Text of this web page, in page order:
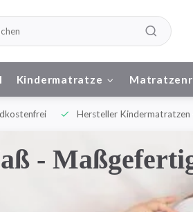
Kindermatratze
Hersteller
-